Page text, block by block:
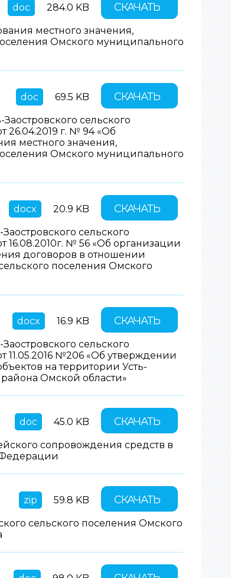
doc 284.0 KB СКАЧАТЬ
местного значения,
Омского муниципального
doc 69.5 KB СКАЧАТЬ
сельского
26.04.2019 г. № 94 «Об
местного значения,
Омского муниципального
docx 20.9 KB СКАЧАТЬ
сельского
№ 56 «Об организации
договоров в отношении
поселения Омского
docx 16.9 KB СКАЧАТЬ
сельского
№206 «Об утверждении
на территории Усть-
Омской области»
doc 45.0 KB СКАЧАТЬ
сопровождения средств в
zip 59.8 KB СКАЧАТЬ
сельского поселения Омского